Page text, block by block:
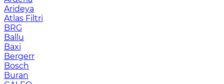
Arideya
Atlas Filtri
BRG
Ballu
Baxi
Bergerr
Bosch
Buran